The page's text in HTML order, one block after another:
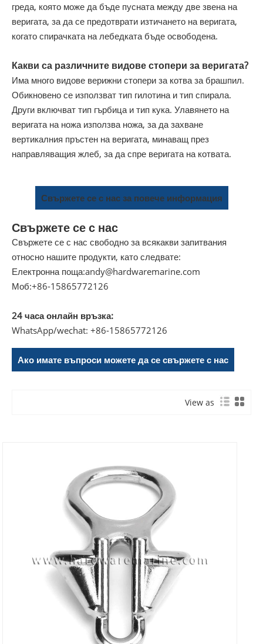
греда, която може да бъде пусната между две звена на
веригата, за да се предотврати изтичането на веригата,
когато спирачката на лебедката бъде освободена.
Какви са различните видове стопери за веригата?
Има много видове верижни стопери за котва за брашпил.
Обикновено се използват тип гилотина и тип спирала.
Други включват тип гърбица и тип кука. Улавянето на
веригата на ножа използва ножа, за да захване
вертикалния пръстен на веригата, минаващ през
направляващия жлеб, за да спре веригата на котвата.
Свържете се с нас за повече информация
Свържете се с нас
Свържете се с нас свободно за всякакви запитвания
относно нашите продукти, като следвате:
Електронна поща:andy@hardwaremarine.com
Моб:+86-15865772126
24 часа онлайн връзка:
WhatsApp/wechat: +86-15865772126
Ако имате въпроси можете да се свържете с нас
View as